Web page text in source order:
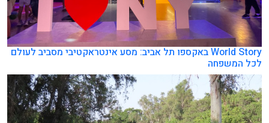
World Story באקספו תל אביב: מסע אינטראקטיבי מסביב לעולם
לכל המשפחה